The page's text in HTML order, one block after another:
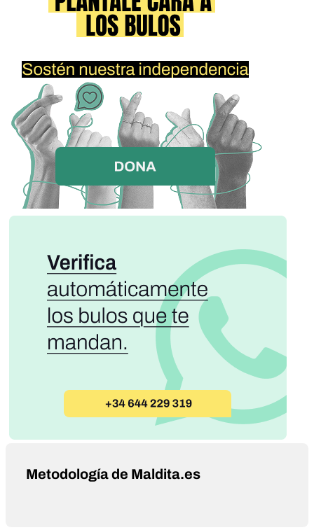
Metodología de Maldita.es